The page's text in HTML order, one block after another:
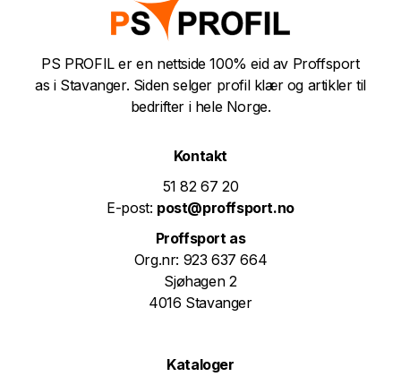
PS PROFIL er en nettside 100% eid av Proffsport
as i Stavanger. Siden selger profil klær og artikler til
bedrifter i hele Norge.
Kontakt
51 82 67 20
E-post: post@proffsport.no
Proffsport as
Org.nr: 923 637 664
Sjøhagen 2
4016 Stavanger
Kataloger